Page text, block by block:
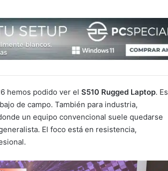
hemos podido ver el S510 Rugged Laptop. Es
de campo. También para industria,
un equipo convencional suele quedarse
El foco está en resistencia,